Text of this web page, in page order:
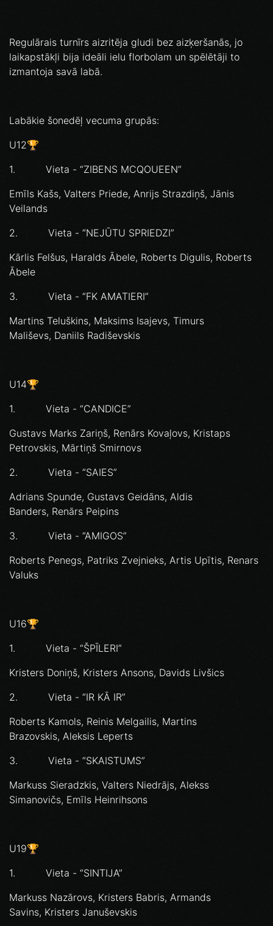
Regulārais turnīrs aizritēja gludi bez aizķeršanās, jo
laikapstākļi bija ideāli ielu florbolam un spēlētāji to
izmantoja savā labā.
Labākie šonedēļ vecuma grupās:
U12🏆
1. Vieta - “ZIBENS MCQOUEEN”
Emīls Kašs, Valters Priede, Anrijs Strazdiņš, Jānis
Veilands
2. Vieta - “NEJŪTU SPRIEDZI”
Kārlis Felšus, Haralds Ābele, Roberts Digulis, Roberts
Ābele
3. Vieta - “FK AMATIERI”
Martins Teluškins, Maksims Isajevs, Timurs
Mališevs, Daniils Radiševskis
U14🏆
1. Vieta - “CANDICE”
Gustavs Marks Zariņš, Renārs Kovaļovs, Kristaps
Petrovskis, Mārtiņš Smirnovs
2. Vieta - “SAIES”
Adrians Spunde, Gustavs Geidāns, Aldis
Banders, Renārs Peipins
3. Vieta - “AMIGOS”
Roberts Penegs, Patriks Zvejnieks, Artis Upītis, Renars
Valuks
U16🏆
1. Vieta - “ŠPĪLERI”
Kristers Doniņš, Kristers Ansons, Davids Livšics
2. Vieta - “IR KĀ IR”
Roberts Kamols, Reinis Melgailis, Martins
Brazovskis, Aleksis Leperts
3. Vieta - “SKAISTUMS”
Markuss Sieradzkis, Valters Niedrājs, Alekss
Simanovičs, Emīls Heinrihsons
U19🏆
1. Vieta - “SINTIJA”
Markuss Nazārovs, Kristers Babris, Armands
Savins, Kristers Januševskis